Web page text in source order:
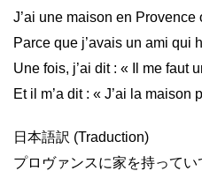
J’ai une maison en
Parce que j’avais un ami qui
Une fois, j’ai dit : « Il me faut
Et il m’a dit : « J’ai la
日本語訳 (Traduction)
プロヴァンスに家を持って